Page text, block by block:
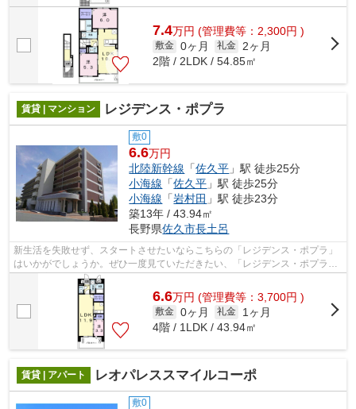
7.4万円 (管理費等：2,300円 )
敷金 0ヶ月 礼金
2ヶ月
2階 / 2LDK / 54.85㎡
賃貸 | マンション レジデンス・ポプラ
敷0
6.6万円
北陸新幹線 「佐久平 」駅 徒歩25分
小海線 「佐久平 」駅 徒歩25分
小海線 「岩村田 」駅 徒歩23分
築13年 / 43.94㎡
長野県佐久市長土呂
新生活を失敗せず、スタートさせたいならこちらの「レジデンス・ポプラ」
はいかがでしょうか。ぜひ一度見ていただきたい、「レジデンス・ポプラ」
です。室内設備はエアコン・システム...
6.6万円 (管理費等：3,700円 )
敷金 0ヶ月 礼金
1ヶ月
4階 / 1LDK / 43.94㎡
賃貸 | アパート レオパレススマイルコーポ
敷0